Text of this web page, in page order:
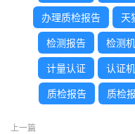
办理质检报告 天
检测报告 检测
计量认证 认证
质检报告 质检
上一篇